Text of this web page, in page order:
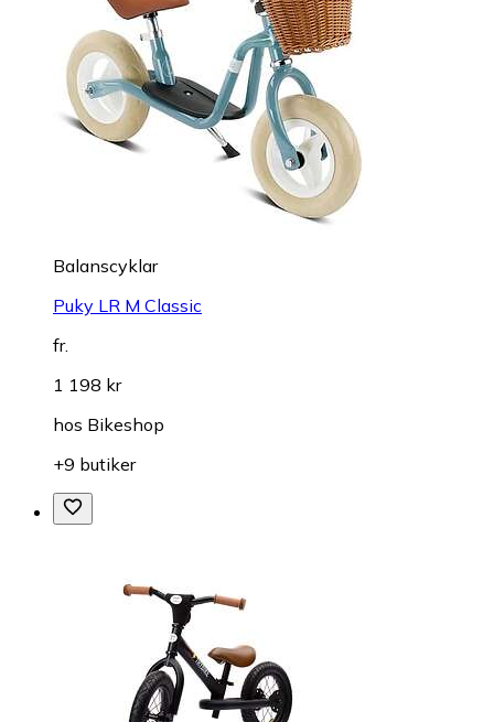
Balanscyklar
Puky LR M Classic
fr.
1 198 kr
hos Bikeshop
+9 butiker